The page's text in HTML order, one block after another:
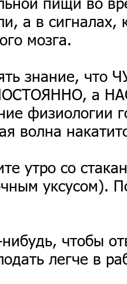
а в сигналах,
мозга.
знание, что
а
физиологии
волна
утро со
уксусом).
чтобы
легче в